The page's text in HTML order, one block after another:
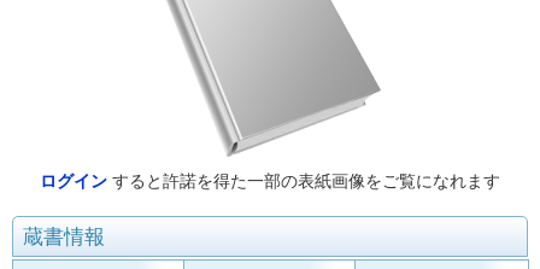
ログイン すると許諾を得た一部の表紙画像をご覧になれます
蔵書情報